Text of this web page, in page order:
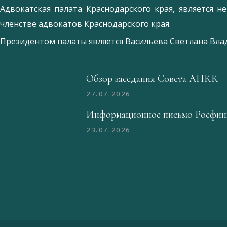
Адвокатская палата Краснодарского края, является
членстве адвокатов Краснодарского края.
Президентом палаты является Ваcильева Светлана
Обзор заседания Совета АПКК
27.07.2026
Информационное письмо
23.07.2026